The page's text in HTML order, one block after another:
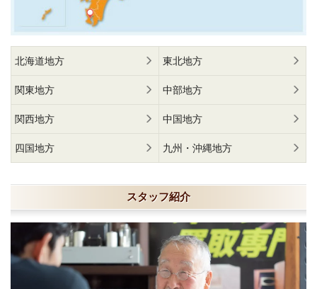
北海道地方 東北地方
関東地方 中部地方
関西地方 中国地方
四国地方 九州・沖縄地方
スタッフ紹介